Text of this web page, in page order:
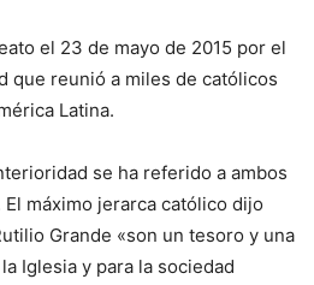
el 23 de mayo de 2015 por el
que reunió a miles de católicos
Latina.
se ha referido a ambos
máximo jerarca católico dijo
Grande «son un tesoro y una
Iglesia y para la sociedad